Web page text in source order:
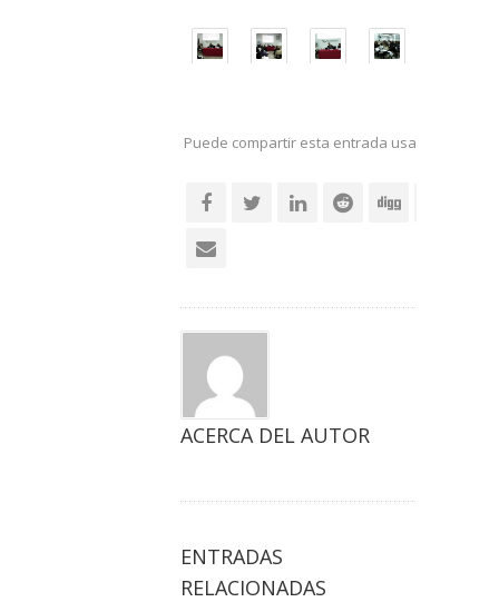
Puede compartir esta entrada usando sus
ACERCA DEL AUTOR
ENTRADAS
RELACIONADAS